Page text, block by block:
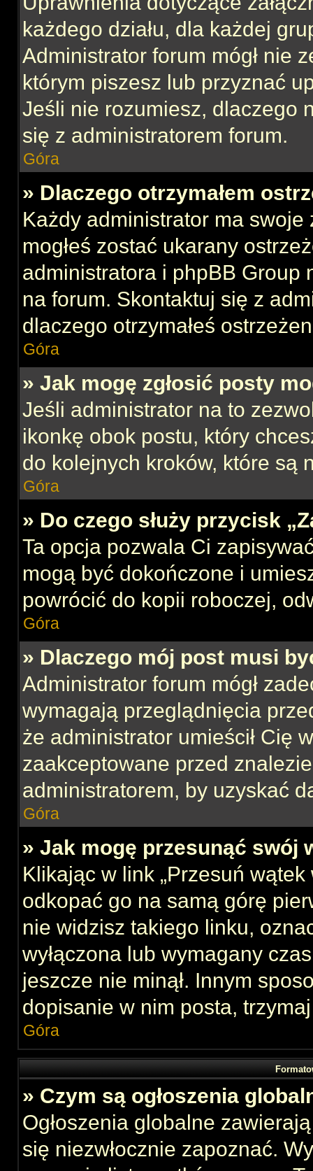
każdego działu, dla każdej
Administrator forum mógł nie
którym piszesz lub przyznać
Jeśli nie rozumiesz, dlaczego
się z administratorem forum.
Góra
» Dlaczego otrzymałem
Każdy administrator ma swoje
mogłeś zostać ukarany
administratora i phpBB Group
na forum. Skontaktuj się z
dlaczego otrzymałeś
Góra
» Jak mogę zgłosić posty
Jeśli administrator na to
ikonkę obok postu, który
do kolejnych kroków, które są
Góra
» Do czego służy przycisk
Ta opcja pozwala Ci
mogą być dokończone i
powrócić do kopii roboczej,
Góra
» Dlaczego mój post musi
Administrator forum mógł
wymagają przeglądnięcia
że administrator umieścił Cię
zaakceptowane przed
administratorem, by uzyskać
Góra
» Jak mogę przesunąć swój
Klikając w link „Przesuń
odkopać go na samą górę
nie widzisz takiego linku,
wyłączona lub wymagany
jeszcze nie minął. Innym
dopisanie w nim posta,
Góra
» Czym są ogłoszenia
Ogłoszenia globalne
się niezwłocznie zapoznać.